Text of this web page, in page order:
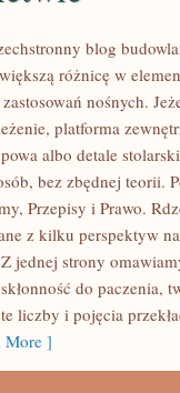
blog
różnicę w
nośnych.
platforma
albo detale
bez zbędnej teorii.
Przepisy i Prawo.
z kilku perspektyw
jednej strony
do paczenia,
liczby i pojęcia
More ]